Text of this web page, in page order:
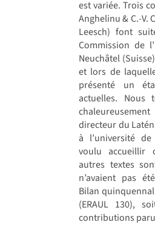
est variée. Trois
Anghelinu & C.-V.
Leesch) font
Commission de
Neuchâtel
et lors de
présenté un
actuelles. Nous
directeur du
à l’université
voulu accueillir
autres textes
n’avaient pas
Bilan
(ERAUL 130),
contributions